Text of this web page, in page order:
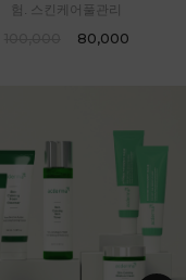
험. 스킨케어풀관리
80,000